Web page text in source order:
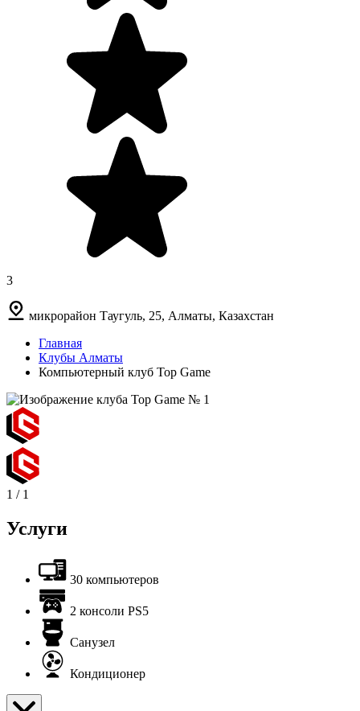
3
микрорайон Таугуль, 25, Алматы, Казахстан
Главная
Клубы Алматы
Компьютерный клуб Top Game
1 / 1
Услуги
30 компьютеров
2 консоли PS5
Санузел
Кондиционер